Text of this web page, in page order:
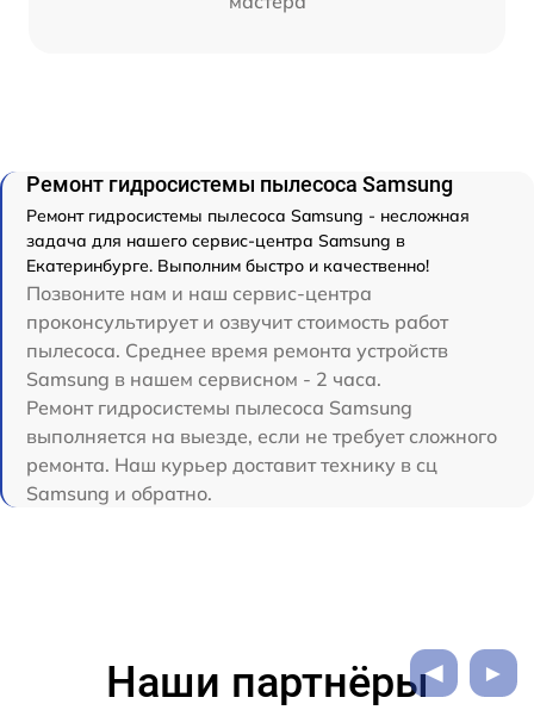
Ремонт гидросистемы пылесоса Samsung
Ремонт гидросистемы пылесоса Samsung - несложная
задача для нашего сервис-центра Samsung в
Екатеринбурге. Выполним быстро и качественно!
Позвоните нам и наш сервис-центра
проконсультирует и озвучит стоимость работ
пылесоса. Среднее время ремонта устройств
Samsung в нашем сервисном - 2 часа.
Ремонт гидросистемы пылесоса Samsung
выполняется на выезде, если не требует сложного
ремонта. Наш курьер доставит технику в сц
Samsung и обратно.
Наши партнёры